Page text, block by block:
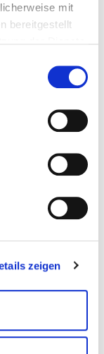
mit
bereitgestellt
zeigen